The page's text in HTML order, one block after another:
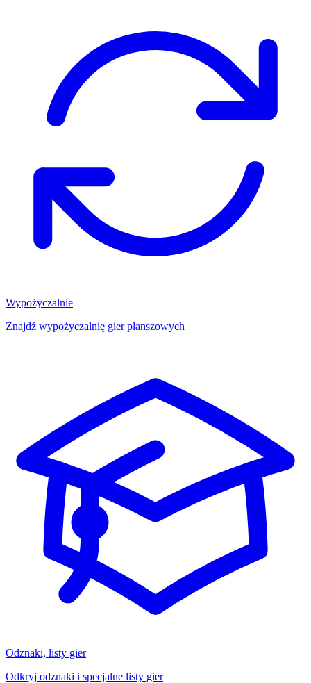
Wypożyczalnie
Znajdź wypożyczalnię gier planszowych
Odznaki, listy gier
Odkryj odznaki i specjalne listy gier